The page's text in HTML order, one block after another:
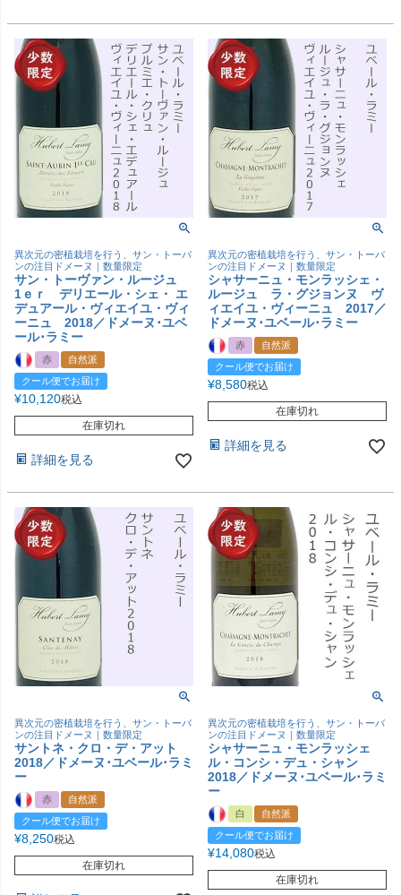
異次元の密植栽培を行う、サン・トーバ
ンの注目ドメーヌ｜数量限定
サン・トーヴァン・ルージュ
1ｅｒ デリエール・シェ・ エ
デュアール・ヴィエイユ・ヴィ
ーニュ 2018／ドメーヌ･ユベ
ール･ラミー
赤
自然派
クール便でお届け
¥10,120税込
在庫切れ
詳細を見る
異次元の密植栽培を行う、サン・トーバ
ンの注目ドメーヌ｜数量限定
シャサーニュ・モンラッシェ・
ルージュ ラ・グジョンヌ ヴ
ィエイユ・ヴィーニュ 2017／
ドメーヌ･ユベール･ラミー
赤
自然派
クール便でお届け
¥8,580税込
在庫切れ
詳細を見る
異次元の密植栽培を行う、サン・トーバ
ンの注目ドメーヌ｜数量限定
サントネ・クロ・デ・アット
2018／ドメーヌ･ユベール･ラミ
ー
赤
自然派
クール便でお届け
¥8,250税込
在庫切れ
異次元の密植栽培を行う、サン・トーバ
ンの注目ドメーヌ｜数量限定
シャサーニュ・モンラッシェ
ル・コンシ・デュ・シャン
2018／ドメーヌ･ユベール･ラミ
ー
白
自然派
クール便でお届け
¥14,080税込
在庫切れ